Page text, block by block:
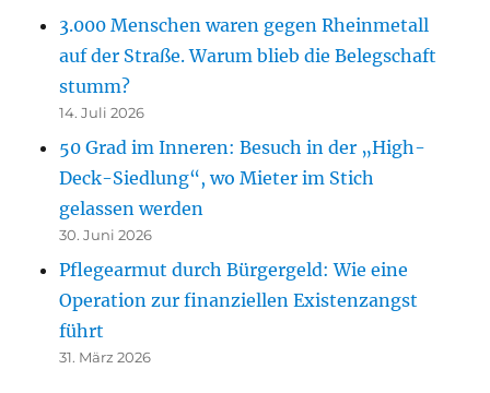
3.000 Menschen waren gegen Rheinmetall
auf der Straße. Warum blieb die Belegschaft
stumm?
14. Juli 2026
50 Grad im Inneren: Besuch in der „High-
Deck-Siedlung“, wo Mieter im Stich
gelassen werden
30. Juni 2026
Pflegearmut durch Bürgergeld: Wie eine
Operation zur finanziellen Existenzangst
führt
31. März 2026